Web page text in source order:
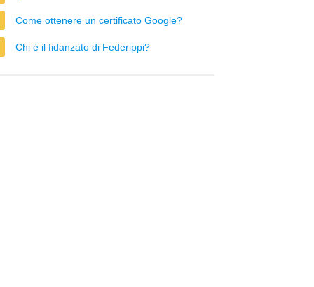
Come ottenere un certificato Google?
Chi è il fidanzato di Federippi?